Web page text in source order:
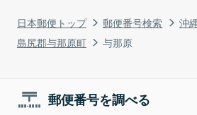
日本郵便トップ 郵便番号検索
沖
島尻郡与那原町
与那原
郵便番号を調べる